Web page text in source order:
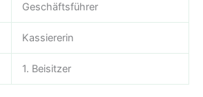
Geschäftsführer
Kassiererin
1. Beisitzer